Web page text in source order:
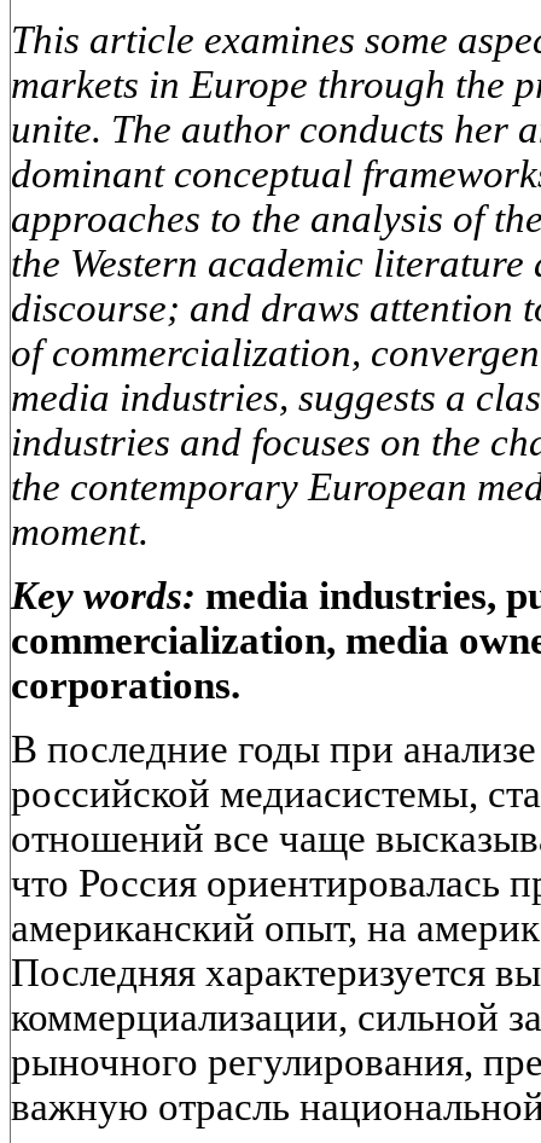
This article examines some
markets in Europe through the
unite. The author conducts her
dominant conceptual
approaches to the analysis of
the Western academic
discourse; and draws attention
of commercialization,
media industries, suggests a
industries and focuses on the
the contemporary European
moment.
Key words: media industries,
commercialization, media
corporations.
В последние годы при
российской медиасистемы,
отношений все чаще
что Россия ориентировалась
американский опыт, на
Последняя характеризуется
коммерциализации, сильной
рыночного регулирования,
важную отрасль